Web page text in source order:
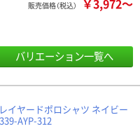
販売価格（税込） ￥3,972～
バリエーション一覧へ
イヤードポロシャツ ネイビー
AYP-312